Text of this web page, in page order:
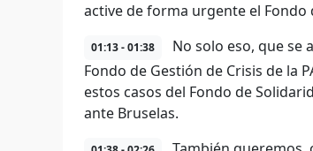
active de forma urgente el
01:13 - 01:38
No solo eso, que se
Fondo de Gestión de Crisis de la
estos casos del Fondo de
ante Bruselas.